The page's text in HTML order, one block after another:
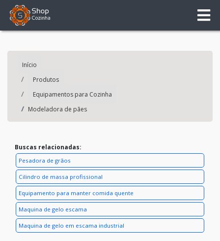
Início
Produtos
Equipamentos para Cozinha
Modeladora de pães
Buscas relacionadas:
Pesadora de grãos
Cilindro de massa profissional
Equipamento para manter comida quente
Maquina de gelo escama
Maquina de gelo em escama industrial